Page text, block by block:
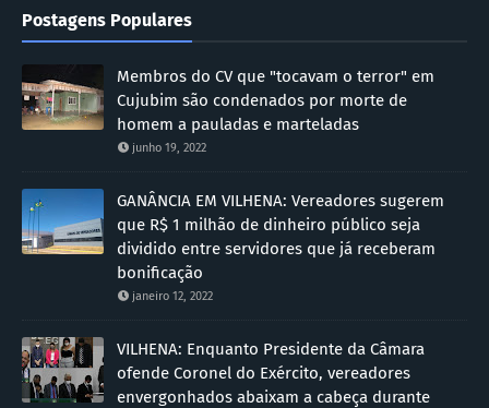
Postagens Populares
Membros do CV que "tocavam o terror" em
Cujubim são condenados por morte de
homem a pauladas e marteladas
junho 19, 2022
GANÂNCIA EM VILHENA: Vereadores sugerem
que R$ 1 milhão de dinheiro público seja
dividido entre servidores que já receberam
bonificação
janeiro 12, 2022
VILHENA: Enquanto Presidente da Câmara
ofende Coronel do Exército, vereadores
envergonhados abaixam a cabeça durante